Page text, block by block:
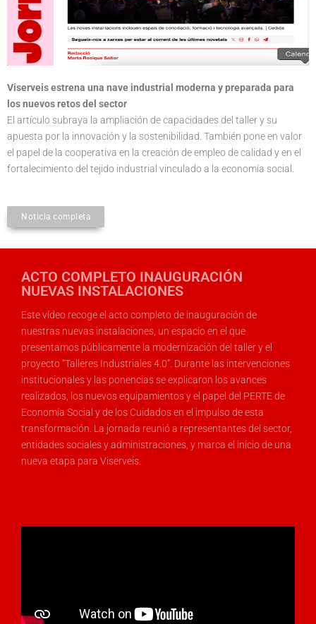
Viserveis estrena una nave industrial moderna y preparada para
los nuevos retos del sector
El artículo subraya la ampliación de capacidades del taller y su
apuesta por la innovación y la sostenibilidad. También pone en valor
el papel de la cooperativa en la creación de empleo de calidad y en el
fortalecimiento del tejido industrial vinculado a la economía social.
Noticia completa
ACTO COMPLETO INAUGURACIÓN
NUEVAS INSTALACIONES
Este vídeo recoge el acto completo de inauguración de
nuestras nuevas instalaciones, un espacio en el que
presentamos públicamente la modernización del taller y el
proyecto “Talleres Industriales 4.0”. Durante las intervenciones
institucionales y las ponencias se explicaron los avances
realizados, los nuevos equipamientos y el papel del PERTE de
Economía Social y de los Cuidados en el impulso de esta
transformación. La jornada reunió a representantes del sector,
entidades sociales y administraciones, y marca el inicio de una
nueva etapa para Viserveis.